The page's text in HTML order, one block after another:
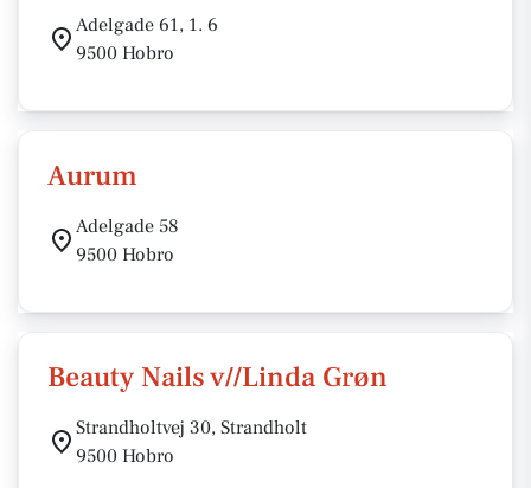
Adelgade 61, 1. 6
9500 Hobro
Aurum
Adelgade 58
9500 Hobro
Beauty Nails v//Linda Grøn
Strandholtvej 30, Strandholt
9500 Hobro